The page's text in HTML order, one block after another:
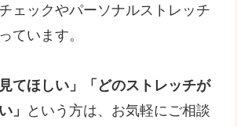
ェックやパーソナルストレッチ
ています。
てほしい」「どのストレッチが
」
という方は、お気軽にご相談